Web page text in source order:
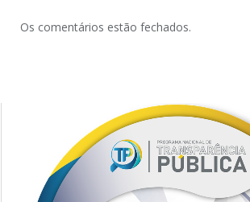
Os comentários estão fechados.